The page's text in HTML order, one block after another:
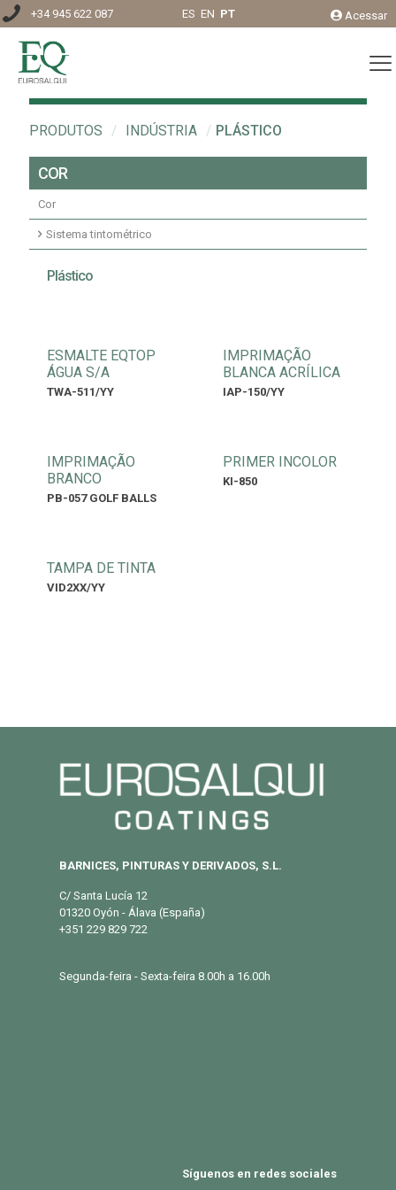
+34 945 622 087 ES EN PT Acessar
PRODUTOS / INDÚSTRIA / PLÁSTICO
COR
Cor
Sistema tintométrico
Plástico
ESMALTE EQTOP
ÁGUA S/A
TWA-511/YY
IMPRIMAÇÃO
BLANCA ACRÍLICA
IAP-150/YY
IMPRIMAÇÃO
BRANCO
PB-057 GOLF BALLS
PRIMER INCOLOR
KI-850
TAMPA DE TINTA
VID2XX/YY
BARNICES, PINTURAS Y DERIVADOS, S.L.
C/ Santa Lucía 12
01320 Oyón - Álava (España)
+351 229 829 722
Segunda-feira - Sexta-feira 8.00h a 16.00h
Síguenos en redes sociales